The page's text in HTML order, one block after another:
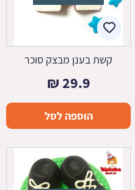
קשת בענן מבצק סוכר
29.9
₪
הוספה לסל